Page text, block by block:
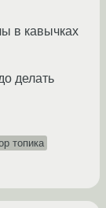
в кавычках
делать
топика